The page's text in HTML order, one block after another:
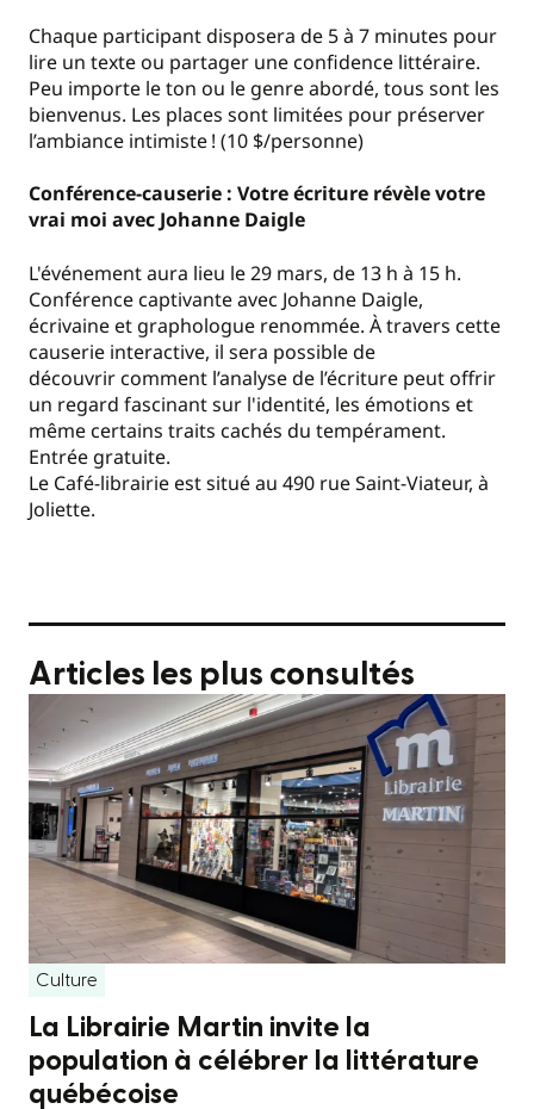
Chaque participant disposera de 5 à 7 minutes pour
lire un texte ou partager une confidence littéraire.
Peu importe le ton ou le genre abordé, tous sont les
bienvenus. Les places sont limitées pour préserver
l’ambiance intimiste ! (10 $/personne)
Conférence-causerie : Votre écriture révèle votre
vrai moi avec Johanne Daigle
L'événement aura lieu le 29 mars, de 13 h à 15 h.
Conférence captivante avec Johanne Daigle,
écrivaine et graphologue renommée. À travers cette
causerie interactive, il sera possible de
découvrir comment l’analyse de l’écriture peut offrir
un regard fascinant sur l'identité, les émotions et
même certains traits cachés du tempérament.
Entrée gratuite.
Le Café-librairie est situé au 490 rue Saint-Viateur, à
Joliette.
Articles les plus consultés
Culture
La Librairie Martin invite la
population à célébrer la littérature
québécoise